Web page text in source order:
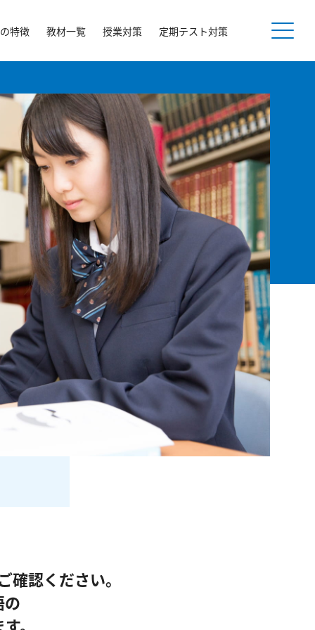
特徴 教材一覧 授業対策 定期テスト対策
認ください。
の
。